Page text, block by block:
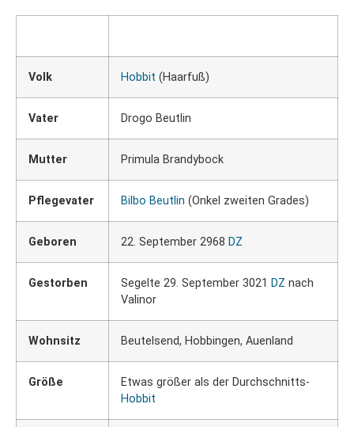
Volk Hobbit (Haarfuß)
Vater Drogo Beutlin
Mutter Primula Brandybock
Pflegevater Bilbo Beutlin (Onkel zweiten Grades)
Geboren 22. September 2968 DZ
Gestorben Segelte 29. September 3021 DZ nach
Valinor
Wohnsitz Beutelsend, Hobbingen, Auenland
Größe
Etwas größer als der Durchschnitts-
Hobbit